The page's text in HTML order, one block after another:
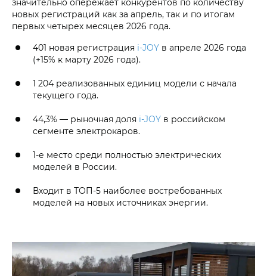
новых регистраций как за апрель, так и по итогам
первых четырех месяцев 2026 года.
401 новая регистрация i‑JOY в апреле 2026 года
(+15% к марту 2026 года).
1 204 реализованных единиц модели с начала
текущего года.
44,3% — рыночная доля i‑JOY в российском
сегменте электрокаров.
1-е место среди полностью электрических
моделей в России.
Входит в ТОП-5 наиболее востребованных
моделей на новых источниках энергии.